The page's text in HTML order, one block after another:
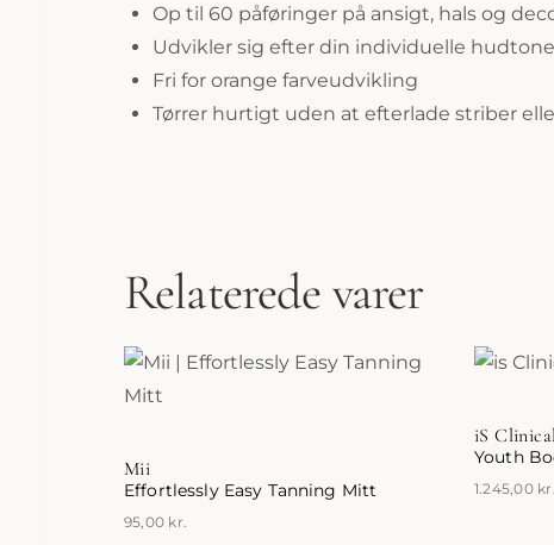
Op til 60 påføringer på ansigt, hals og
Udvikler sig efter din individuelle hudtone
Fri for orange farveudvikling
Tørrer hurtigt uden at efterlade striber
Relaterede varer
Mii
Effortlessly Easy Tanning Mitt
95,00 kr.
iS
Youth
1.245,00 kr.